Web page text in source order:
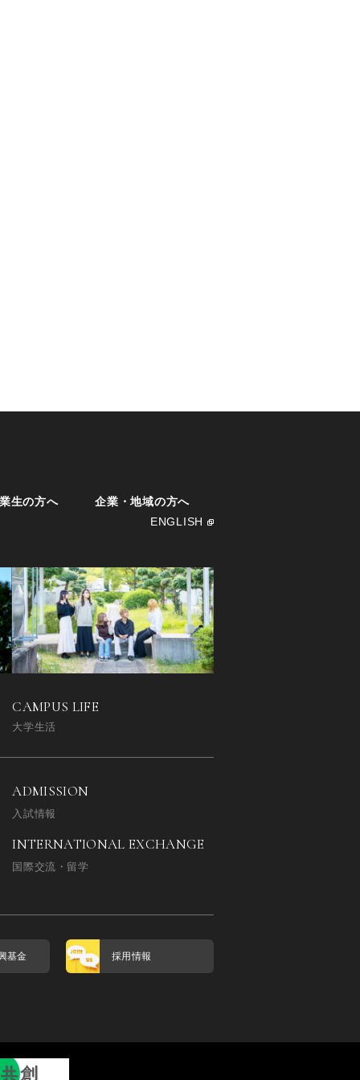
生の方へ
企業・地域の方へ
ENGLISH
CAMPUS LIFE
大学生活
ADMISSION
入試情報
INTERNATIONAL EXCHANGE
国際交流・留学
基金 採用情報